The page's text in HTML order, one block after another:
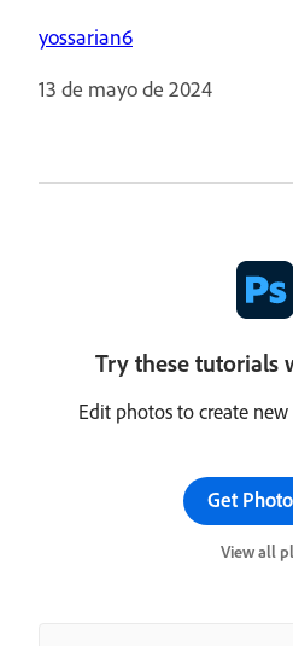
yossarian6
13 de mayo de 2024
Try these tutorials
Edit photos to create new
Get
View all